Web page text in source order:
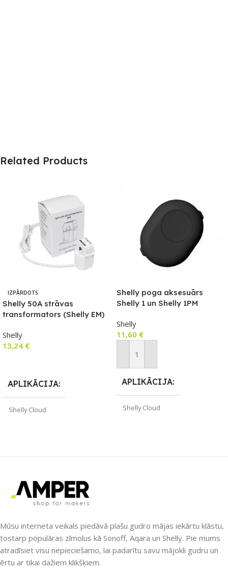
Related Products
IZPĀRDOTS
Shelly 50A strāvas
transformators (Shelly EM)
Shelly
13,24 €
APLIKĀCIJA
Shelly Cloud
Nē
UZREIZ PIEEJAMAIS
SKAITS
Shelly poga aksesuārs
Shelly 1 un Shelly 1PM
Shelly
11,60 €
Pievienot Grozam
APLIKĀCIJA
Shelly Cloud
2
Mūsu interneta veikals piedāvā plašu gudro mājas iekārtu klāstu,
tostarp populāras zīmolus kā Sonoff, Aqara un Shelly. Pie mums
atradīsiet visu nepieciešamo, lai padarītu savu mājokli gudru un
ērtu ar tikai dažiem klikšķiem.